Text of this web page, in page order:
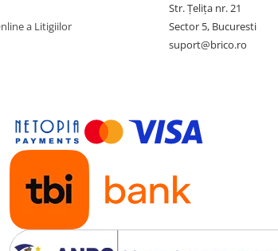
a Litigiilor
Str. Țelița nr. 21
Sector 5, Bucuresti
suport@brico.ro